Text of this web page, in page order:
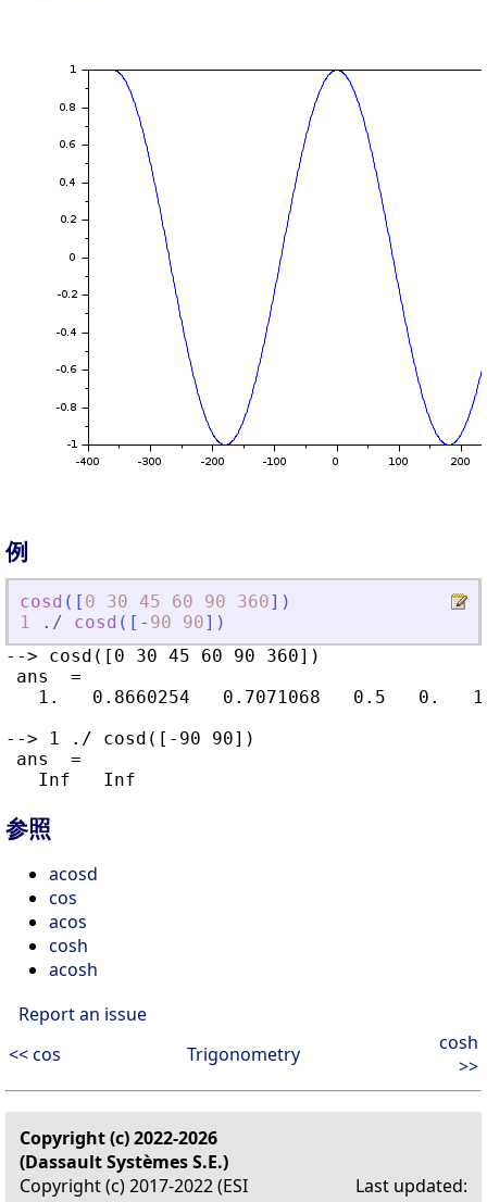
例
cosd ( [ 0 30 45 60 90 360] )
1
./ cosd ( [ - 90 90] )
--> cosd([0 30 45 60 90 360])
ans  =
1.   0.8660254   0.7071068   0.5   0.
--> 1 ./ cosd([-90 90])
ans  =
参照
acosd
cos
acos
cosh
acosh
Report an issue
<< cos
Trigonometry
cosh
>>
Copyright (c) 2022-2026
(Dassault Systèmes S.E.)
Copyright (c) 2017-2022 (ESI
Last updated: